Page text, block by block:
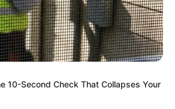
thought you knew about water
10-Second Check That Collapses Your